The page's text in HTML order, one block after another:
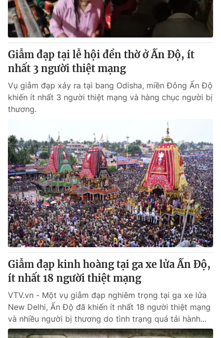
Thị trường 24h Tấm lòng Việt
VTV4
VTV9
Liên hệ tòa soạn English
THỜI BÁO VTV
Theo dõi báo trên
Cơ quan chủ quản:Đài Truyền hình Việt Nam
Cơ quan báo chí:Thời báo VTV
Giấy phép hoạt động báo in và báo điện tử số 483/GP-BTTTT
cấp ngày 29/12/2023
Tổng Biên tập:Vũ Thanh Thủy
Phó Tổng Biên tập:Nguyễn Thị Mỹ Hạnh, Phạm Quốc Thắng,
Nguyễn Trọng Ninh
Tổng đài VTV:
024.38 355 931 - 024.38 355 932
Ðiện thoại Thời báo VTV:024.66 897 897
Email:toasoan@vtv.vn
Liên hệ quảng cáo:024-7300.7108
Giẫm đạp tại lễ hội đền thờ ở Ấn Độ, ít
nhất 3 người thiệt mạng
Vụ giẫm đạp xảy ra tại bang Odisha, miền Đông Ấn Độ
khiến ít nhất 3 người thiệt mạng và hàng chục người bị
thương.
Giẫm đạp kinh hoàng tại ga xe lửa Ấn Độ,
ít nhất 18 người thiệt mạng
VTV.vn - Một vụ giẫm đạp nghiêm trọng tại ga xe lửa
New Delhi, Ấn Độ đã khiến ít nhất 18 người thiệt mạng
và nhiều người bị thương do tình trạng quá tải hành...